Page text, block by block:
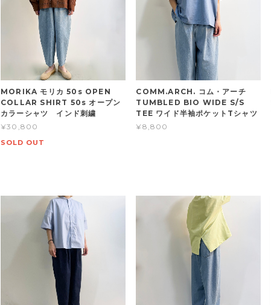
MORIKA モリカ 50s OPEN
COLLAR SHIRT 50s オープン
カラーシャツ インド刺繍
¥30,800
SOLD OUT
COMM.ARCH. コム・アーチ
TUMBLED BIO WIDE S/S
TEE ワイド半袖ポケットTシャツ
¥8,800